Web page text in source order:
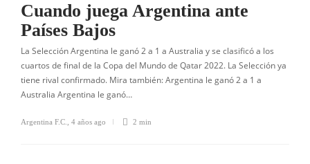
Cuando juega Argentina ante
Países Bajos
La Selección Argentina le ganó 2 a 1 a Australia y se clasificó a los
cuartos de final de la Copa del Mundo de Qatar 2022. La Selección ya
tiene rival confirmado. Mira también: Argentina le ganó 2 a 1 a
Australia Argentina le ganó…
Argentina F.C. 4 años ago 2 min